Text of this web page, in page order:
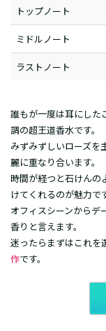
トップノート
ミドルノート
ラストノート
誰もが一度は耳にした
調の超王道香水です。
みずみずしいローズを
麗に重なり合います。
時間が経つと石けんの
けてくれるのが魅力で
オフィスシーンからデ
香りと言えます。
迷ったらまずはこれを
作です。